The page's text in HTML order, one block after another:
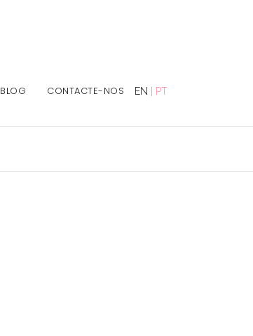
BLOG CONTACTE-NOS EN | PT